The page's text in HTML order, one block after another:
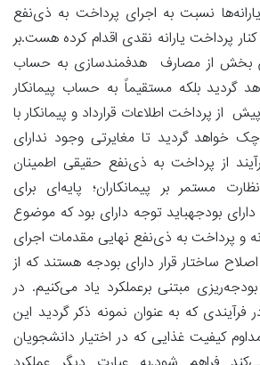
نسبت به اجرای پرداخت به ذی‌نفع
پرداخت یارانه نقدی اقدام کرده هست.بر
بخش از مصارف هدفمندسازی به حساب
گردید بلکه مستقیماً به حساب پیمانکار
از پرداخت اطلاعات قرارداد و پیمانکار با
گردید تا مغایرتی وجود ندارای
از پرداخت به ذی‌نفع حقیقی اطمینان
مستمر بر پیمانکاران؛ پایه‌ای برای
بودجهباید توجه دارای بود که موضوع
و پرداخت به ذی‌نفع نهایی مقدمات اجرای
ساختار قرار دارای بودجه هستند که از
بودجه‌ریزی مبتنی برعملکرد یاد می‌کنیم. در
که به عنوان نمونه ذکر گردید این
کیفیت غذایی که در اختیار دانشجویان